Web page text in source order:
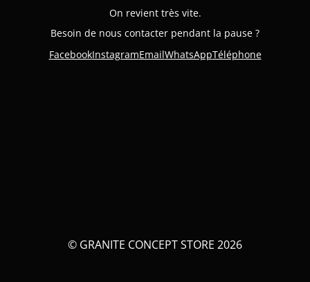
On revient très vite.
Besoin de nous contacter pendant la pause ?
FacebookInstagramEmailWhatsAppTéléphone
© GRANITE CONCEPT STORE 2026